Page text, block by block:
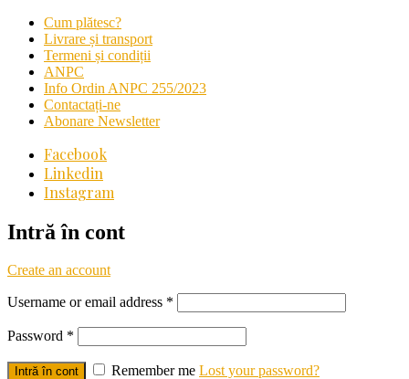
Cum plătesc?
Livrare și transport
Termeni și condiții
ANPC
Info Ordin ANPC 255/2023
Contactați-ne
Abonare Newsletter
Facebook
Linkedin
Instagram
Intră în cont
Create an account
Username or email address *
Password *
Remember me Lost your password?